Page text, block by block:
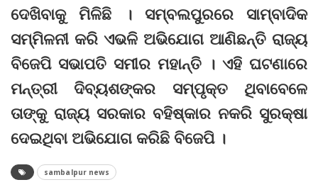
ଦେଖିବାକୁ ମିଳିଛି । ସମ୍ବଲପୁରରେ ସାମ୍ବାଦିକ
ସମ୍ମିଳନୀ କରି ଏଭଳି ଅଭିଯୋଗ ଆଣିଛନ୍ତି ରାଜ୍ୟ
ବିଜେପି ସଭାପତି ସମୀର ମହାନ୍ତି । ଏହି ଘଟଣାରେ
ମନ୍ତ୍ରୀ ଦିବ୍ୟଶଙ୍କର ସମ୍ପୃକ୍ତ ଥିବାବେଳେ
ତାଙ୍କୁ ରାଜ୍ୟ ସରକାର ବହିଷ୍କାର ନକରି ସୁରକ୍ଷା
ଦେଇଥିବା ଅଭିଯୋଗ କରିଛି ବିଜେପି ।
sambalpur news